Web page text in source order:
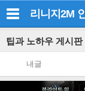
리니지2M
팁과 노하우 게시판
내글